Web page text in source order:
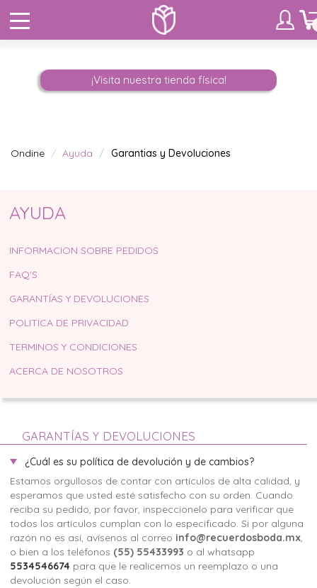
¡Visita nuestra tienda física!
Ondine Ayuda Garantias y Devoluciones
AYUDA
INFORMACION SOBRE PEDIDOS
FAQ'S
GARANTÍAS Y DEVOLUCIONES
POLITICA DE PRIVACIDAD
TERMINOS Y CONDICIONES
ACERCA DE NOSOTROS
GARANTÍAS Y DEVOLUCIONES
¿Cuál es su política de devolución y de cambios?
Estamos orgullosos de contar con artículos de alta calidad, y
esperamos que usted esté satisfecho con su orden. Cuando
reciba su pedido, por favor, inspeccionelo para verificar que
todos los artículos cumplan con lo especificado. Si por alguna
razón no es así, avísenos al correo info@recuerdosboda.mx,
o bien a los teléfonos (55) 55433993 o al whatsapp
5534546674 para que le realicemos un reemplazo o una
devolución según el caso.